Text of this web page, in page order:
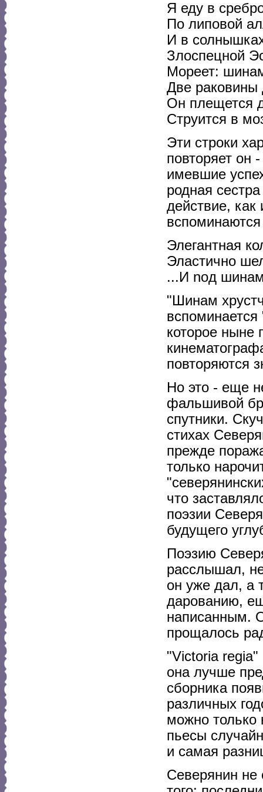
Я еду в
По липовой
И в
Злоспецной
Мореет:
Две раковины
Он плещется
Струится в
Эти строки
повторяет он
имевшие
родная
действие, как
вспоминаются
Элегантная
Эластично
...И noд
"Шинам
вспоминается
которое ныне
повторяются
Но это - еще
фальшивой
спутники.
стихах
прежде
только
что
поэзии
будущего
Поэзию
расслышал,
он уже дал, а
дарованию,
написанным.
прощалось
"Victoria
она лучше
сборника
различных
можно только
пьесы
и самая
Северянин не